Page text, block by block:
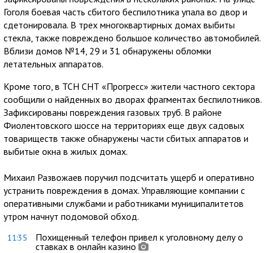
Гоголя боевая часть сбитого беспилотника упала во двор и
сдетонировала. В трех многоквартирных домах выбиты
стекла, также повреждено большое количество автомобилей.
Вблизи домов №14, 29 и 31 обнаружены обломки
летательных аппаратов.
Кроме того, в ТСН СНТ «Прогресс» жители частного сектора
сообщили о найденных во дворах фрагментах беспилотников.
Зафиксированы повреждения газовых труб. В районе
Фиолентовского шоссе на территориях еще двух садовых
товариществ также обнаружены части сбитых аппаратов и
выбитые окна в жилых домах.
Михаил Развожаев поручил подсчитать ущерб и оперативно
устранить повреждения в домах. Управляющие компании с
оперативными службами и работниками муниципалитетов
утром начнут подомовой обход.
11:35
Похищенный телефон привел к уголовному делу о
ставках в онлайн казино